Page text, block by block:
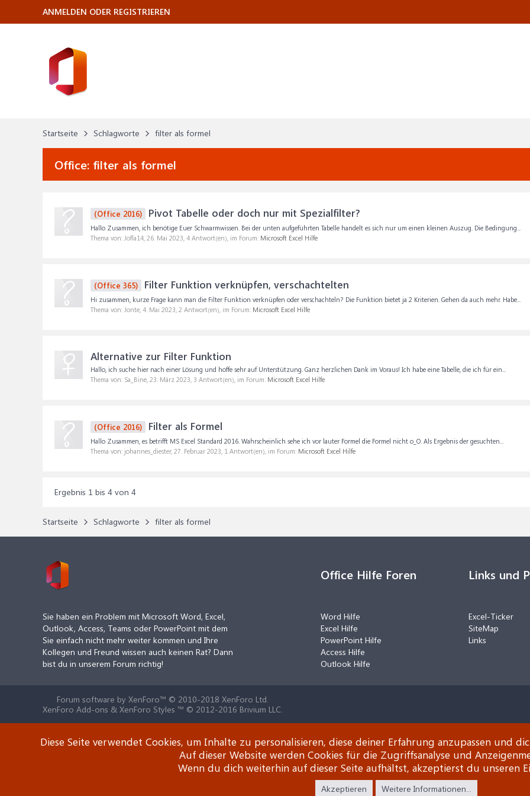
Startseite Schlagworte filter als formel
Office: filter als formel
(Office 2016) Pivot Tabelle oder doch nur mit Spezialfilter?
Hallo Zusammen, ich benötige Euer Schwarmwissen. Bei der unten aufgeführten Tabelle handelt es sich nur um einen kleinen Auszug. Die Bedingung...
Thema von: Jofla14, 26. Mai 2023, 4 Antwort(en), im Forum: Microsoft Excel Hilfe
(Office 365) Filter Funktion verknüpfen, verschachtelten
Hi zusammen, kurze Frage kann man die Filter Funktion verknüpfen oder verschachteln? Die Funktion bietet ja 2 Kriterien. Gehen da auch mehr. Habe...
Thema von: Jonte, 4. Mai 2023, 2 Antwort(en), im Forum: Microsoft Excel Hilfe
Alternative zur Filter Funktion
Hallo, ich suche hier nach einer Lösung und hoffe sehr auf Unterstützung. Ganz herzlichen Dank im Voraus! Ich habe eine Tabelle, die ich für ein...
Thema von: Sa_Bine, 23. März 2023, 3 Antwort(en), im Forum: Microsoft Excel Hilfe
(Office 2016) Filter als Formel
Hallo Zusammen, es betrifft MS Excel Standard 2016. Wahrscheinlich sehe ich vor lauter Formel die Formel nicht o_O. Als Ergebnis der gesuchten...
Thema von: johannes_diester, 27. Februar 2023, 1 Antwort(en), im Forum: Microsoft Excel Hilfe
Ergebnis 1 bis 4 von 4
Startseite Schlagworte filter als formel
ANMELDEN ODER REGISTRIEREN
Sie haben ein Problem mit Microsoft Word, Excel,
Outlook, Access, Teams oder PowerPoint mit dem
Sie einfach nicht mehr weiter kommen und Ihre
Kollegen und Freund wissen auch keinen Rat? Dann
bist du in unserem Forum richtig!
Office Hilfe Foren
Word Hilfe
Excel Hilfe
PowerPoint Hilfe
Access Hilfe
Outlook Hilfe
Links und
Excel-Ticker
SiteMap
Links
Forum software by XenForo™ © 2010-2018 XenForo Ltd.
XenForo Add-ons & XenForo Styles ™ © 2012-2016 Brivium LLC.
Diese Seite verwendet Cookies, um Inhalte zu personalisieren, diese deiner Erfahrung anzupassen und
Auf dieser Website werden Cookies für die Zugriffsanalyse und
Wenn du dich weiterhin auf dieser Seite aufhältst, akzeptierst du unseren
Akzeptieren Weitere Informationen...